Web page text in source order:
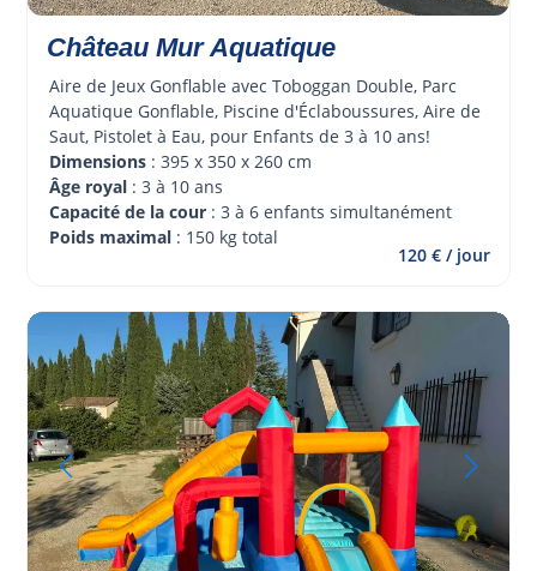
Château Mur Aquatique
Aire de Jeux Gonflable avec Toboggan Double, Parc
Aquatique Gonflable, Piscine d'Éclaboussures, Aire de
Saut, Pistolet à Eau, pour Enfants de 3 à 10 ans!
Dimensions : 395 x 350 x 260 cm
Âge royal : 3 à 10 ans
Capacité de la cour : 3 à 6 enfants simultanément
Poids maximal : 150 kg total
120 € / jour